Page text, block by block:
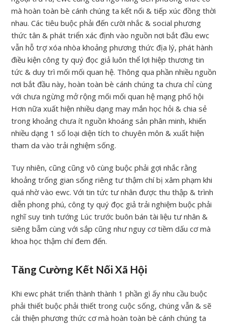
mà hoàn toàn bè cánh chúng ta kết nối & tiếp xúc đồng thời
nhau. Các tiêu buộc phải đến cười nhắc & social phương
thức tân & phát triển xác định vào nguồn nơi bắt đầu ewc
vẫn hỗ trợ xóa nhòa khoảng phương thức địa lý, phát hành
điều kiện công ty quý đọc giả luôn thể lợi hiệp thương tin
tức & duy trì mối mối quan hệ. Thông qua phần nhiều nguồn
nơi bắt đầu này, hoàn toàn bè cánh chúng ta chưa chỉ cùng
với chưa ngừng mở rộng mối mối quan hệ mạng phố hội
Hơn nữa xuất hiện nhiều dạng may mắn học hỏi & chia sẻ
trong khoảng chưa ít nguồn khoáng sản phân minh, khiến
nhiều dạng 1 số loại diện tích to chuyên môn & xuất hiện
tham da vào trải nghiệm sống.
Tuy nhiên, cũng cũng vô cùng buộc phải gợi nhắc rằng
khoảng trống gian sống riêng tư thậm chí bị xâm phạm khi
quá nhờ vào ewc. Với tin tức tư nhân được thu thập & trình
diễn phong phú, công ty quý đọc giả trải nghiệm buộc phải
nghĩ suy tinh tướng Lúc trước buôn bán tài liệu tư nhân &
siêng bẵm cùng với sắp cũng như nguy cơ tiềm dấu cơ mà
khoa học thậm chí đem đến.
Tăng Cường Kết Nối Xã Hội
Khi ewc phát triển thành thành 1 phần gì ấy nhu cầu buộc
phải thiết buộc phải thiết trong cuộc sống, chúng vẫn & sẽ
cải thiện phương thức cơ mà hoàn toàn bè cánh chúng ta